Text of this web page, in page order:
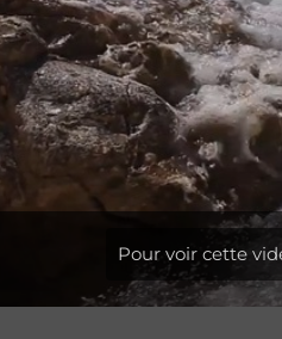
Pour voir cette